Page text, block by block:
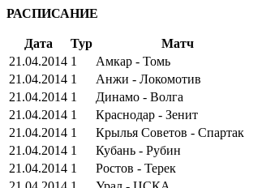
РАСПИСАНИЕ
Дата Тур Матч
21.04.2014 1 Амкар - Томь
21.04.2014 1 Анжи - Локомотив
21.04.2014 1 Динамо - Волга
21.04.2014 1 Краснодар - Зенит
21.04.2014 1 Крылья Советов - Спартак
21.04.2014 1 Кубань - Рубин
21.04.2014 1 Ростов - Терек